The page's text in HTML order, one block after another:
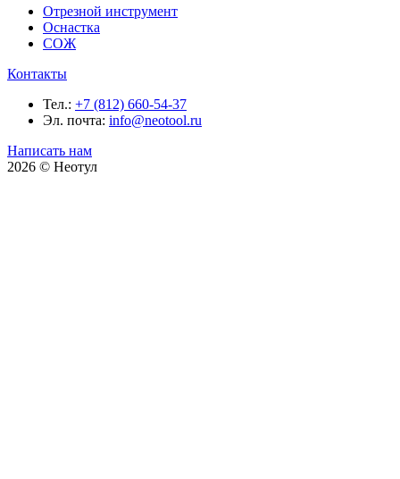
Отрезной инструмент
Оснастка
СОЖ
Контакты
Тел.: +7 (812) 660-54-37
Эл. почта: info@neotool.ru
Написать нам
2026 © Неотул